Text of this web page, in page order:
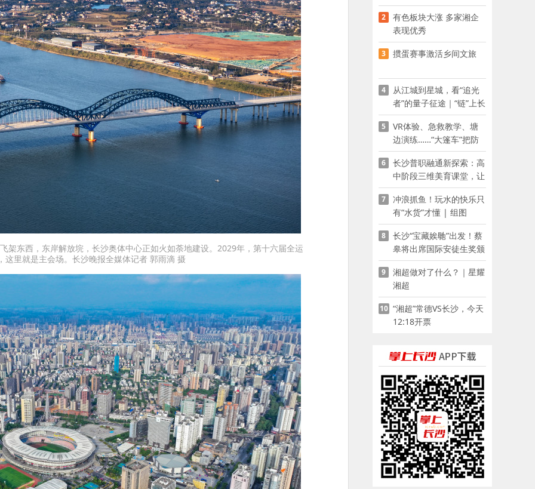
架东西，东岸解放垸，长沙奥体中心正如火如荼地建设。2029年，第十六届全运
这里就是主会场。长沙晚报全媒体记者 郭雨滴 摄
资助学
2
有色板块大涨 多家湘企
表现优秀
3 掼蛋赛事激活乡间文旅
4
从江城到星城，看“追光
者”的量子征途｜“链”上长
沙 “才”够硬核
5
VR体验、急救教学、塘
边演练……“大篷车”把防
溺水课堂搬到乡村青少年
家门口
6
长沙普职融通新探索：高
中阶段三维美育课堂，让
少年向美而生
7
冲浪抓鱼！玩水的快乐只
有“水货”才懂 | 组图
8
长沙“宝藏娭毑”出发！蔡
皋将出席国际安徒生奖颁
奖典礼并领奖
9
湘超做对了什么？｜星耀
湘超
10 “湘超”常德VS长沙，今天
12:18开票